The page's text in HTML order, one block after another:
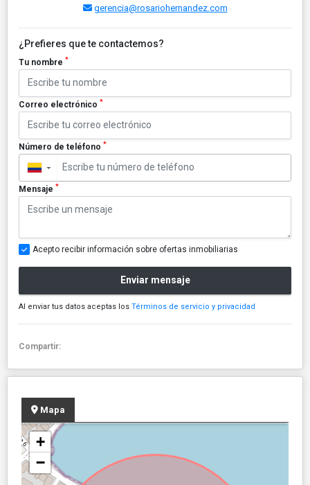
gerencia@rosariohernandez.com
¿Prefieres que te contactemos?
Tu nombre *
Correo electrónico *
Número de teléfono *
▼
Mensaje *
Acepto recibir información sobre ofertas inmobiliarias
Enviar mensaje
Al enviar tus datos aceptas los Términos de servicio y privacidad
Compartir:
Mapa
+
−